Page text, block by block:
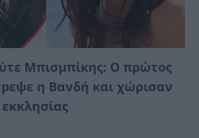
Μπισμπίκης: Ο πρώτος
η Βανδή και χώρισαν